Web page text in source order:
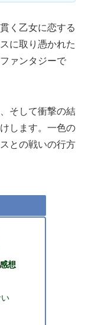
く乙女に恋する
に取り憑かれた
ァンタジーで
そして衝撃の結
します。一色の
との戦いの行方
想